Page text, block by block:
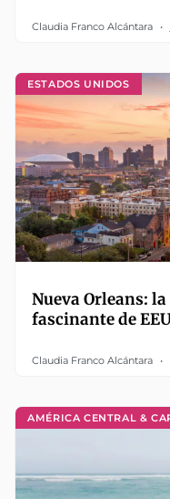
Claudia Franco Alcántara
ESTADOS UNIDOS
Nueva Orleans:
fascinante de
Claudia Franco Alcántara
AMÉRICA CENTRAL &